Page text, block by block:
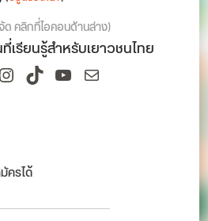
คลิกที่ไอคอนด้านล่าง)
เรียนรู้สำหรับเยาวชนไทย
Instagram
TikTokYouTube
Mail
ครได้